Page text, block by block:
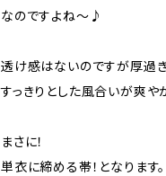
なのですよね～♪
透け感はないのですが厚過
すっきりとした風合いが爽
まさに！
単衣に締める帯！となります。